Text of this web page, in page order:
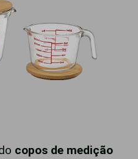
você não
copos de medição